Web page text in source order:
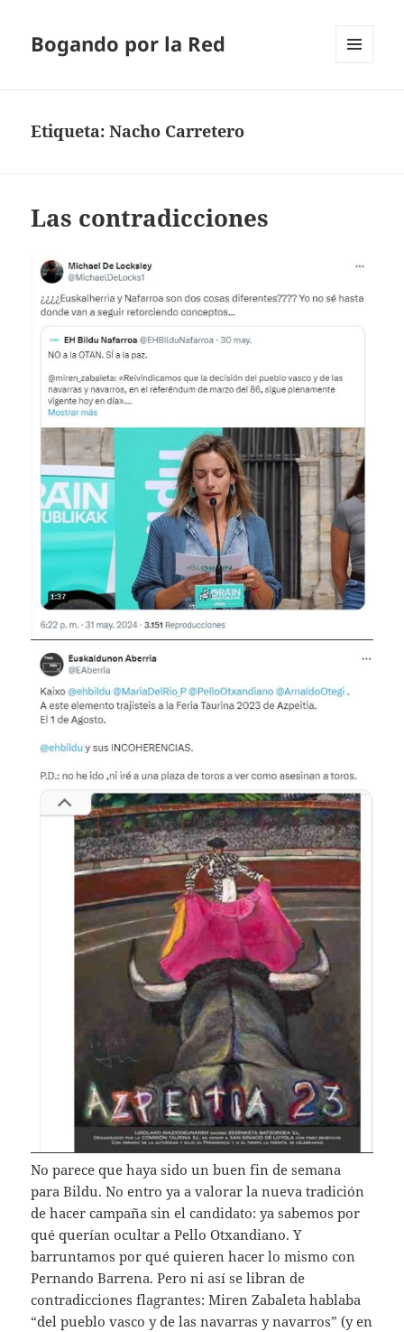
Bogando por la Red
Etiqueta:Nacho Carretero
Las contradicciones
No parece que haya sido un buen fin de semana
para Bildu. No entro ya a valorar la nueva tradición
de hacer campaña sin el candidato: ya sabemos por
qué querían ocultar a Pello Otxandiano. Y
barruntamos por qué quieren hacer lo mismo con
Pernando Barrena. Pero ni así se libran de
contradicciones flagrantes: Miren Zabaleta hablaba
“del pueblo vasco y de las navarras y navarros” (y en